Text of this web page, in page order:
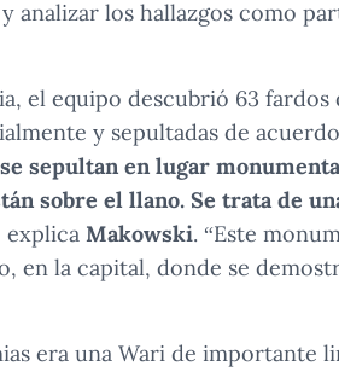
analizar los hallazgos como
el equipo descubrió 63
y sepultadas de
sepultan en lugar
sobre el llano. Se trata de
explica Makowski. “Este
en la capital, donde se
era una Wari de importante